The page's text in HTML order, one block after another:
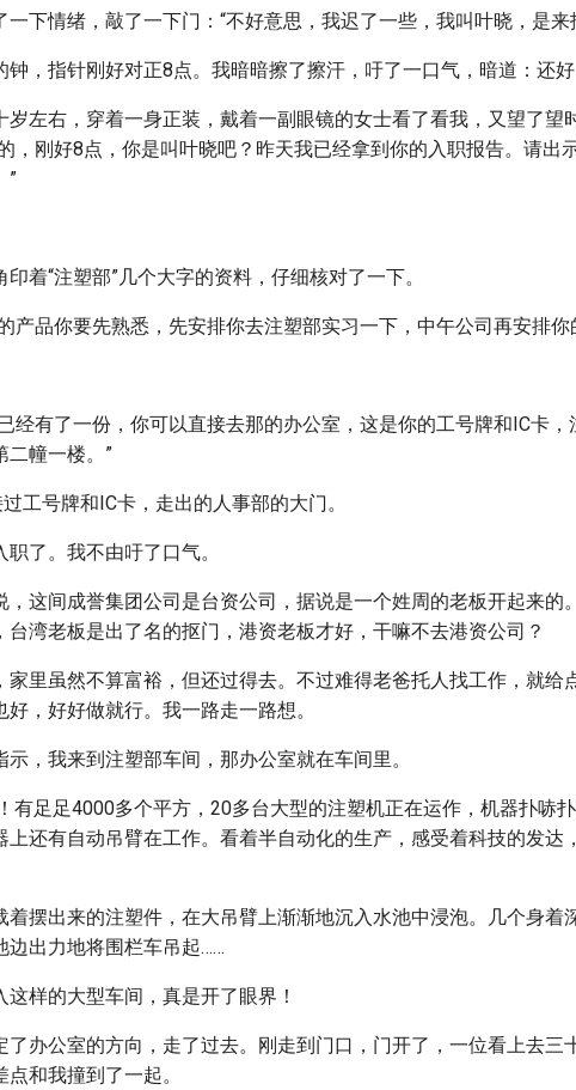
一下情绪，敲了一下门：“不好意思，我迟了一些，我叫叶晓，是来
钟，指针刚好对正8点。我暗暗擦了擦汗，吁了一口气，暗道：还好
岁左右，穿着一身正装，戴着一副眼镜的女士看了看我，又望了望
，刚好8点，你是叫叶晓吧？昨天我已经拿到你的入职报告。请出
”
着“注塑部”几个大字的资料，仔细核对了一下。
产品你要先熟悉，先安排你去注塑部实习一下，中午公司再安排你
经有了一份，你可以直接去那的办公室，这是你的工号牌和IC卡，
二幢一楼。”
工号牌和IC卡，走出的人事部的大门。
了。我不由吁了口气。
，这间成誉集团公司是台资公司，据说是一个姓周的老板开起来的
台湾老板是出了名的抠门，港资老板才好，干嘛不去港资公司？
家里虽然不算富裕，但还过得去。不过难得老爸托人找工作，就给
，好好做就行。我一路走一路想。
，我来到注塑部车间，那办公室就在车间里。
有足足4000多个平方，20多台大型的注塑机正在运作，机器扑哧
上还有自动吊臂在工作。看着半自动化的生产，感受着科技的发达
着摆出来的注塑件，在大吊臂上渐渐地沉入水池中浸泡。几个身着
边出力地将围栏车吊起……
样的大型车间，真是开了眼界！
了办公室的方向，走了过去。刚走到门口，门开了，一位看上去三
和我撞到了一起。